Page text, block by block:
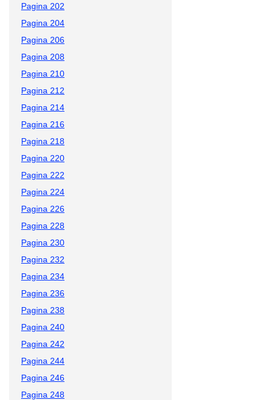
Pagina 202
Pagina 204
Pagina 206
Pagina 208
Pagina 210
Pagina 212
Pagina 214
Pagina 216
Pagina 218
Pagina 220
Pagina 222
Pagina 224
Pagina 226
Pagina 228
Pagina 230
Pagina 232
Pagina 234
Pagina 236
Pagina 238
Pagina 240
Pagina 242
Pagina 244
Pagina 246
Pagina 248